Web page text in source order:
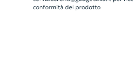
conformità del prodotto